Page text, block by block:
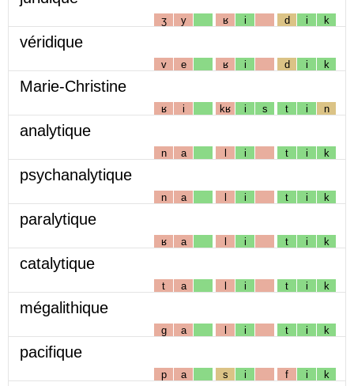
ʒ y ʁ i d i k
véridique
v e ʁ i d i k
Marie-Christine
ʁ i kʁ i s t i n
analytique
n a l i t i k
psychanalytique
n a l i t i k
paralytique
ʁ a l i t i k
catalytique
t a l i t i k
mégalithique
g a l i t i k
pacifique
p a s i f i k